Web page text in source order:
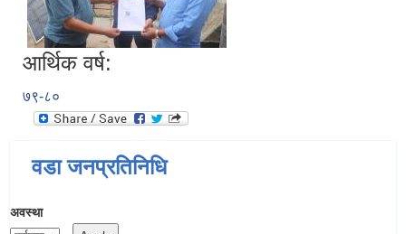
आर्थिक वर्ष:
७९-८०
वडा जनप्रतिनिधि
अवस्था